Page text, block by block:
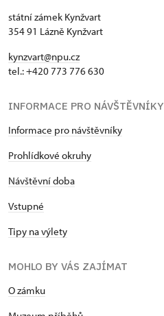
státní zámek Kynžvart
354 91 Lázně Kynžvart
kynzvart@npu.cz
tel.: +420 773 776 630
INFORMACE PRO NÁVŠTĚVNÍKY
Informace pro návštěvníky
Prohlídkové okruhy
Návštěvní doba
Vstupné
Tipy na výlety
MOHLO BY VÁS ZAJÍMAT
O zámku